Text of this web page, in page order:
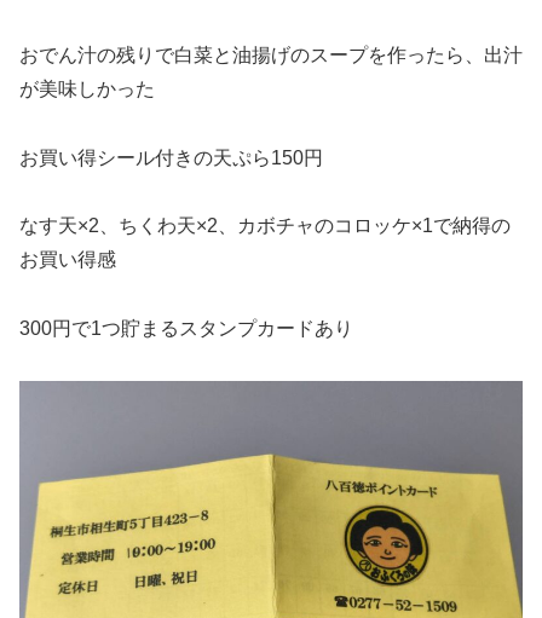
おでん汁の残りで白菜と油揚げのスープを作ったら、出汁
が美味しかった
お買い得シール付きの天ぷら150円
なす天×2、ちくわ天×2、カボチャのコロッケ×1で納得の
お買い得感
300円で1つ貯まるスタンプカードあり